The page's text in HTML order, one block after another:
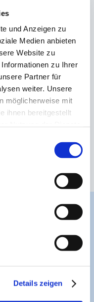
und Anzeigen zu
Medien anbieten
Website zu
zu Ihrer
Partner für
weiter. Unsere
möglicherweise mit
ihnen bereitgestellt
Details zeigen
of
Sri Lanka (CCI)
Ozean an